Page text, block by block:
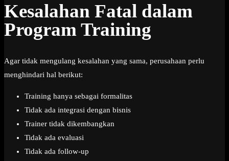
Kesalahan Fatal dalam
Program Training
Agar tidak mengulang kesalahan yang sama, perusahaan perlu
menghindari hal berikut:
Training hanya sebagai formalitas
Tidak ada integrasi dengan bisnis
Trainer tidak dikembangkan
Tidak ada evaluasi
Tidak ada follow-up